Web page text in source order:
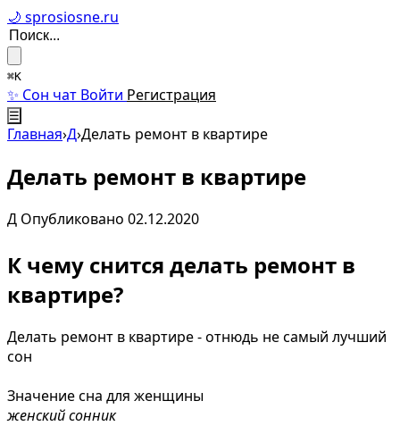
🌙 sprosiosne.ru
⌘K
✨ Сон чат Войти Регистрация
☰
Главная›Д›Делать ремонт в квартире
Делать ремонт в квартире
Д Опубликовано 02.12.2020
К чему снится делать ремонт в
квартире?
Делать ремонт в квартире - отнюдь не самый лучший
сон
Значение сна для женщины
женский сонник